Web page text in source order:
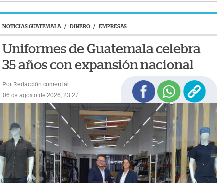
NOTICIAS GUATEMALA / DINERO / EMPRESAS
Uniformes de Guatemala celebra
35 años con expansión nacional
Por Redacción comercial
06 de agosto de 2026, 23:27